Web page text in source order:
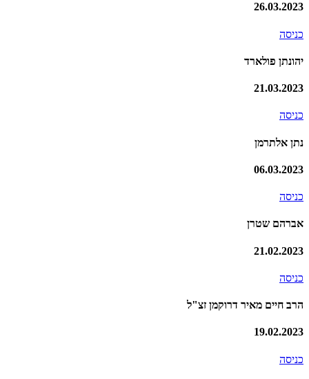
26.03.2023
כניסה
יהונתן פולארד
21.03.2023
כניסה
נתן אלתרמן
06.03.2023
כניסה
אברהם שטרן
21.02.2023
כניסה
הרב חיים מאיר דרוקמן זצ"ל
19.02.2023
כניסה